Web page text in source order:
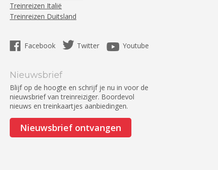
Treinreizen Italië
Treinreizen Duitsland
Facebook Twitter Youtube
Nieuwsbrief
Blijf op de hoogte en schrijf je nu in voor de
nieuwsbrief van treinreiziger. Boordevol
nieuws en treinkaartjes aanbiedingen.
Nieuwsbrief ontvangen